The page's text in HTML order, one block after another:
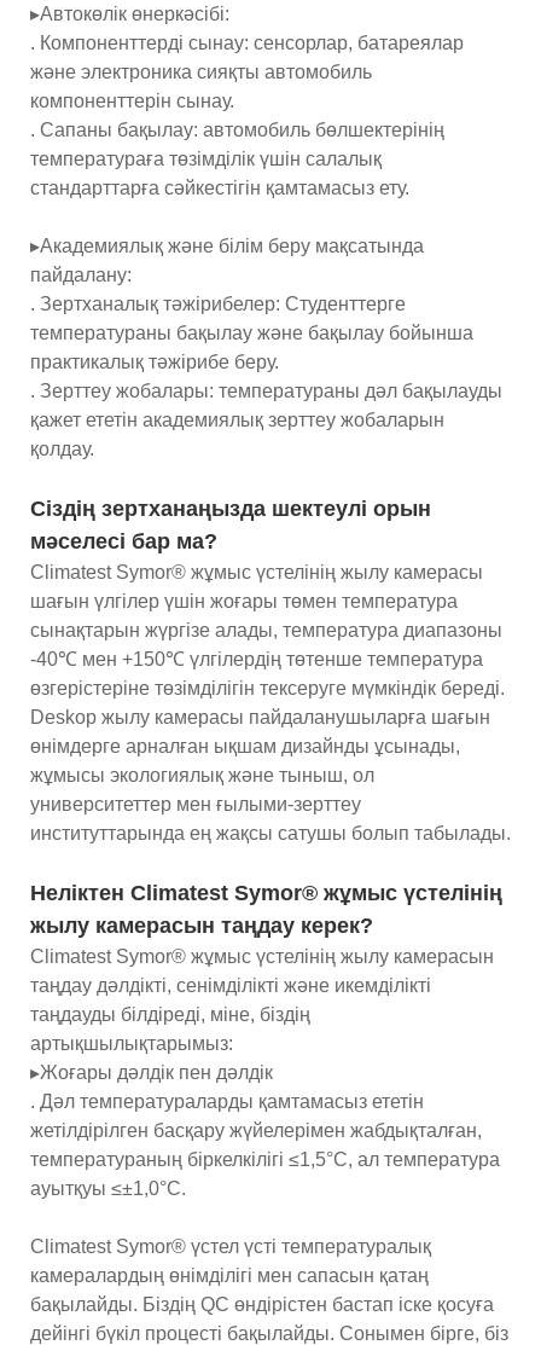
▸Автокөлік өнеркәсібі:
. Компоненттерді сынау: сенсорлар, батареялар
және электроника сияқты автомобиль
компоненттерін сынау.
. Сапаны бақылау: автомобиль бөлшектерінің
температураға төзімділік үшін салалық
стандарттарға сәйкестігін қамтамасыз ету.
▸Академиялық және білім беру мақсатында
пайдалану:
. Зертханалық тәжірибелер: Студенттерге
температураны бақылау және бақылау бойынша
практикалық тәжірибе беру.
. Зерттеу жобалары: температураны дәл бақылауды
қажет ететін академиялық зерттеу жобаларын
қолдау.
Сіздің зертханаңызда шектеулі орын
мәселесі бар ма?
Climatest Symor® жұмыс үстелінің жылу камерасы
шағын үлгілер үшін жоғары төмен температура
сынақтарын жүргізе алады, температура диапазоны
-40℃ мен +150℃ үлгілердің төтенше температура
өзгерістеріне төзімділігін тексеруге мүмкіндік береді.
Deskop жылу камерасы пайдаланушыларға шағын
өнімдерге арналған ықшам дизайнды ұсынады,
жұмысы экологиялық және тыныш, ол
университеттер мен ғылыми-зерттеу
институттарында ең жақсы сатушы болып табылады.
Неліктен Climatest Symor® жұмыс үстелінің
жылу камерасын таңдау керек?
Climatest Symor® жұмыс үстелінің жылу камерасын
таңдау дәлдікті, сенімділікті және икемділікті
таңдауды білдіреді, міне, біздің
артықшылықтарымыз:
▸Жоғары дәлдік пен дәлдік
. Дәл температураларды қамтамасыз ететін
жетілдірілген басқару жүйелерімен жабдықталған,
температураның біркелкілігі ≤1,5°C, ал температура
ауытқуы ≤±1,0°C.
Climatest Symor® үстел үсті температуралық
камералардың өнімділігі мен сапасын қатаң
бақылайды. Біздің QC өндірістен бастап іске қосуға
дейінгі бүкіл процесті бақылайды. Сонымен бірге, біз